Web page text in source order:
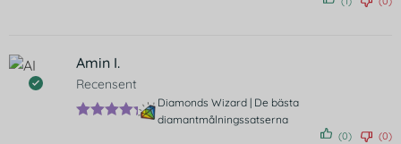
Amin I.
Recensent
Diamonds Wizard | De bästa
diamantmålningssatserna
(0) (0)